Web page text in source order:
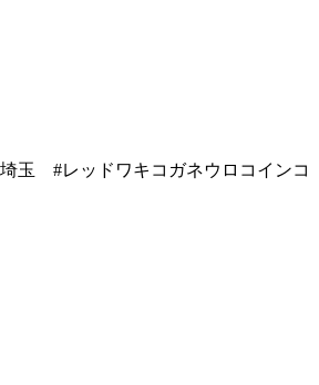
玉 #レッドワキコガネウロコイン